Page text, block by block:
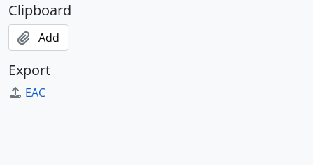
Clipboard
Add
Export
EAC